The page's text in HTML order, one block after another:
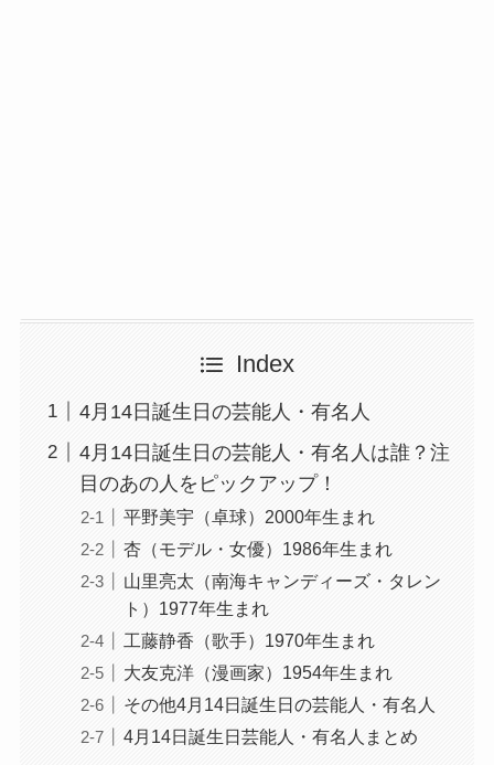
Index
4月14日誕生日の芸能人・有名人
4月14日誕生日の芸能人・有名人は誰？注
目のあの人をピックアップ！
平野美宇（卓球）2000年生まれ
杏（モデル・女優）1986年生まれ
山里亮太（南海キャンディーズ・タレン
ト）1977年生まれ
工藤静香（歌手）1970年生まれ
大友克洋（漫画家）1954年生まれ
その他4月14日誕生日の芸能人・有名人
4月14日誕生日芸能人・有名人まとめ